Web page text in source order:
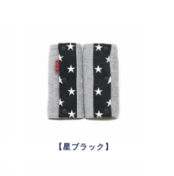
【星ブラック】